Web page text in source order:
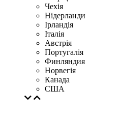
Чехія
Нідерланди
Iрландія
Iталiя
Австрія
Португалія
Финляндия
Норвегія
Канада
США